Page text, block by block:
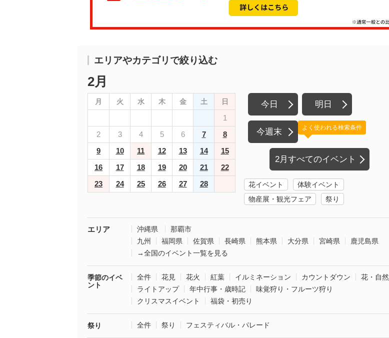
エリアやカテゴリで絞り込む
2月
月 火 水 木 金 土 日
1
2
3 4 5 6 7
8
9
10 11 12 13 14
15
16
17 18 19 20 21
22
23
24 25 26 27 28
今日 明日
今週末
2月すべてのイベント
よく使われる検索条件
花イベント
体験イベント
物産展・観光フェア
祭り
エリア 沖縄県
那覇市
九州
福岡県 佐賀県 長崎県 熊本県 大分県 宮崎県
鹿児島県
→全国のイベント一覧を見る
季節のイベ
ント
全件 花見 花火 紅葉 イルミネーション カウントダウン
花・自然
ライトアップ
年中行事・歳時記
味覚狩り・フルーツ狩り
クリスマスイベント
福袋・初売り
祭り 全件 祭り フェスティバル・パレード